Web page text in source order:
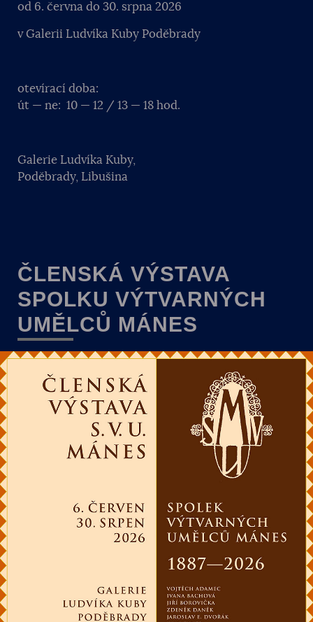
od 6. června do 30. srpna 2026
v Galerii Ludvíka Kuby Poděbrady
otevírací doba:
út — ne: 10 — 12 / 13 — 18 hod.
Galerie Ludvíka Kuby,
Poděbrady, Libušina
ČLENSKÁ VÝSTAVA
SPOLKU VÝTVARNÝCH
UMĚLCŮ MÁNES